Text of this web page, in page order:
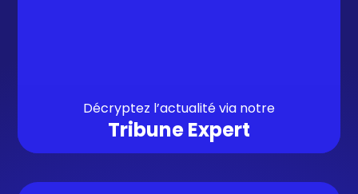
Décryptez l’actualité via notre
Tribune Expert